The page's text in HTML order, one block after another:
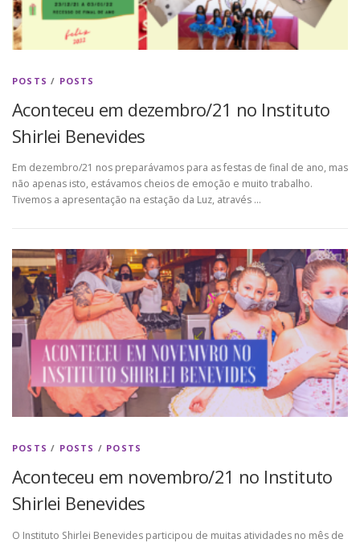
POSTS / POSTS
Aconteceu em dezembro/21 no Instituto
Shirlei Benevides
Em dezembro/21 nos preparávamos para as festas de final de ano, mas
não apenas isto, estávamos cheios de emoção e muito trabalho.
Tivemos a apresentação na estação da Luz, através …
POSTS / POSTS / POSTS
Aconteceu em novembro/21 no Instituto
Shirlei Benevides
O Instituto Shirlei Benevides participou de muitas atividades no mês de